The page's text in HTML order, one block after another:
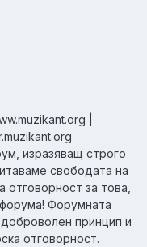
|
изразяващ строго
свободата на
отговорност за това,
Форумната
принцип и
отговорност.